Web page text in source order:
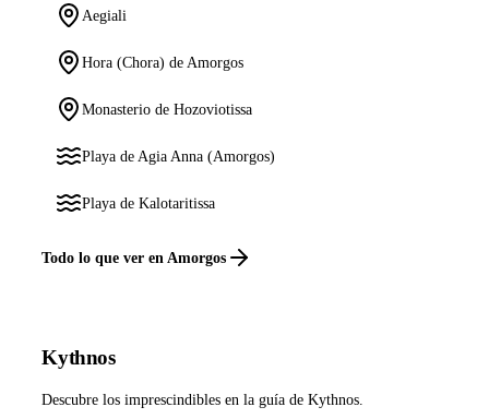
Aegiali
Hora (Chora) de Amorgos
Monasterio de Hozoviotissa
Playa de Agia Anna (Amorgos)
Playa de Kalotaritissa
Todo lo que ver en Amorgos
Kythnos
Descubre los imprescindibles en la guía de Kythnos.